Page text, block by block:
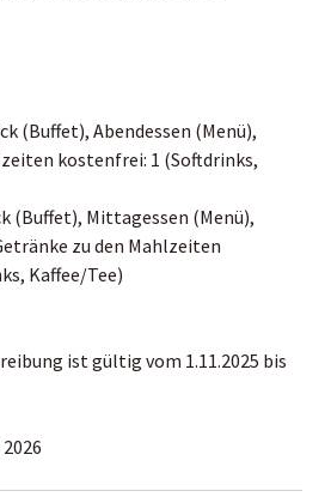
(Buffet), Abendessen (Menü),
kostenfrei: 1 (Softdrinks,
(Buffet), Mittagessen (Menü),
zu den Mahlzeiten
Kaffee/Tee)
ist gültig vom 1.11.2025 bis